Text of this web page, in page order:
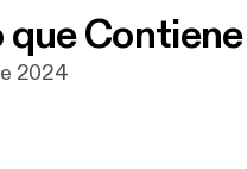
que
2024